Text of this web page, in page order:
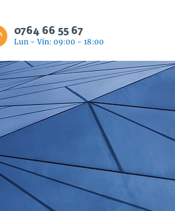
0764 66 55 67
Lun - Vin: 09:00 - 18:00